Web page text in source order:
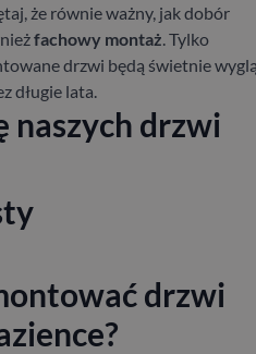
że równie ważny, jak dobór
fachowy montaż . Tylko
drzwi będą świetnie
długie lata.
naszych drzwi
drzwi